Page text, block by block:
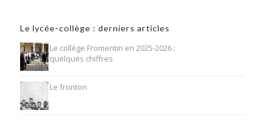
Le lycée-collège : derniers articles
Le collège Fromentin en 2025-2026 :
quelques chiffres
Le fronton